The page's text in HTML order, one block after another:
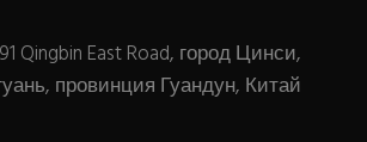
Qingbin East Road, город Цинси,
провинция Гуандун, Китай